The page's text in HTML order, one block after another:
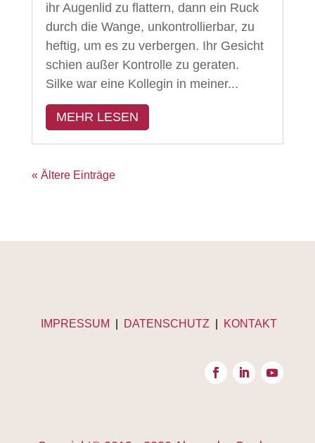
ihr Augenlid zu flattern, dann ein Ruck
durch die Wange, unkontrollierbar, zu
heftig, um es zu verbergen. Ihr Gesicht
schien außer Kontrolle zu geraten.
Silke war eine Kollegin in meiner...
MEHR LESEN
« Ältere Einträge
IMPRESSUM DATENSCHUTZ| KONTAKT